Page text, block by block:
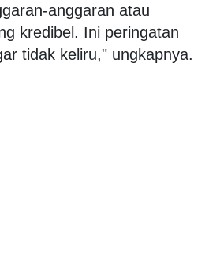
anggaran atau
kredibel. Ini peringatan
tidak keliru," ungkapnya.